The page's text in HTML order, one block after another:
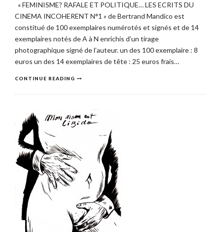
« FEMINISME? RAFALE ET POLITIQUE… LES ECRITS DU
CINEMA INCOHERENT N°1 » de Bertrand Mandico est
constitué de 100 exemplaires numérotés et signés et de 14
exemplaires notés de A à N enrichis d’un tirage
photographique signé de l’auteur. un des 100 exemplaire : 8
euros un des 14 exemplaires de tête : 25 euros frais…
CONTINUE READING